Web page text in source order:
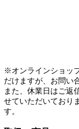
※オンラインショッ
だけますが、お問い
また、休業日はご返
せていただいており
す。